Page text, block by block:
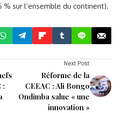
sur l’ensemble du continent).
:
Next Post
Réforme de la
CEEAC : Ali Bongo
Ondimba salue « une
innovation »